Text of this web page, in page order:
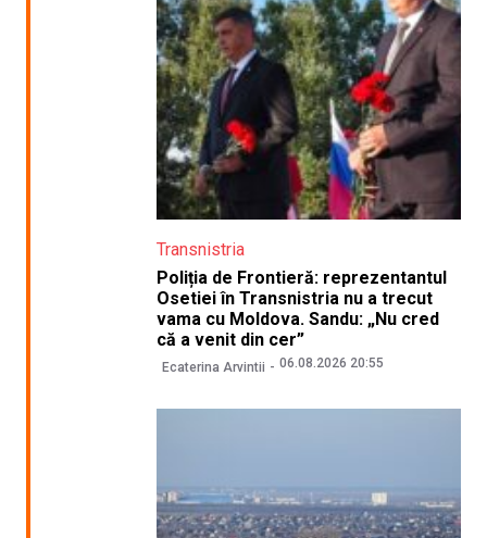
Transnistria
Poliția de Frontieră: reprezentantul
Osetiei în Transnistria nu a trecut
vama cu Moldova. Sandu: „Nu cred
că a venit din cer”
Ecaterina Arvintii 06.08.2026 20:55